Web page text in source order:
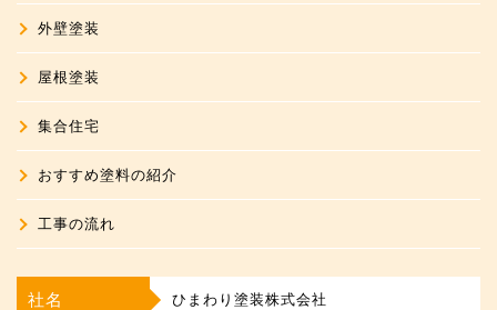
外壁塗装
屋根塗装
集合住宅
おすすめ塗料の紹介
工事の流れ
社名 ひまわり塗装株式会社